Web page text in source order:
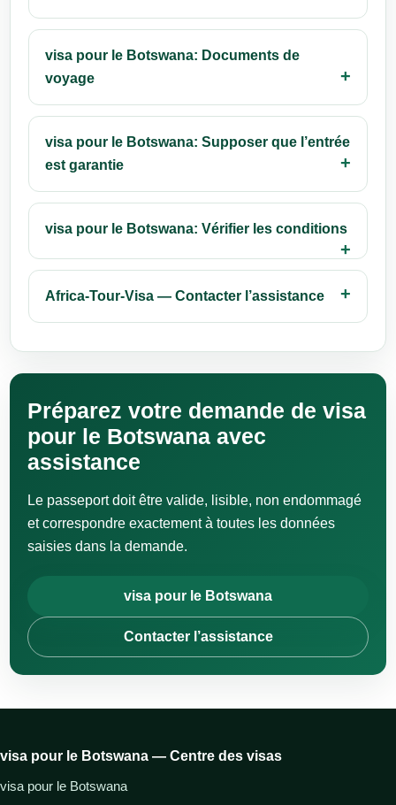
visa pour le Botswana: Documents de
voyage
visa pour le Botswana: Supposer que l’entrée
est garantie
visa pour le Botswana: Vérifier les conditions
Africa-Tour-Visa — Contacter l’assistance
Préparez votre demande de visa
pour le Botswana avec
assistance
Le passeport doit être valide, lisible, non endommagé
et correspondre exactement à toutes les données
saisies dans la demande.
visa pour le Botswana
Contacter l’assistance
visa pour le Botswana — Centre des visas
visa pour le Botswana